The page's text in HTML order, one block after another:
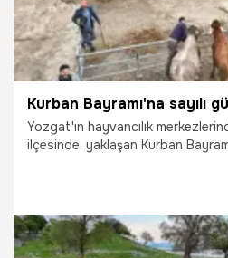
Yozgat'ın hayvancılık
ilçesinde, yaklaşan Kurban
yerine getirmek isteyen